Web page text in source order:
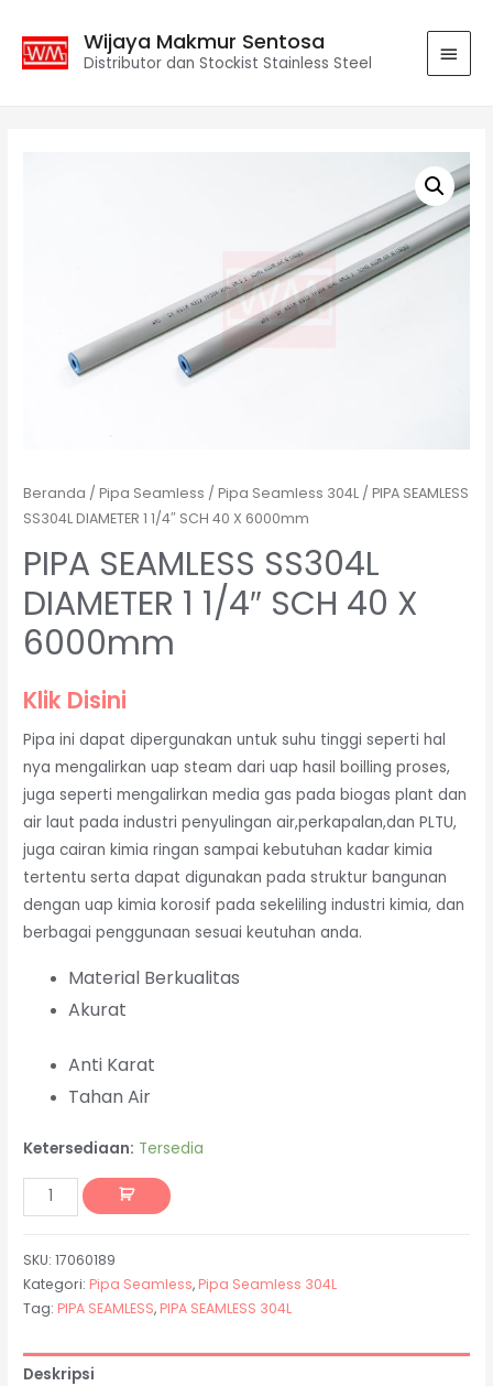
Wijaya Makmur Sentosa
Distributor dan Stockist Stainless Steel
Beranda /Pipa Seamless /Pipa Seamless 304L / PIPA SEAMLESS
SS304L DIAMETER 1 1/4″ SCH 40 X 6000mm
PIPA SEAMLESS SS304L
DIAMETER 1 1/4″ SCH 40 X
6000mm
Klik Disini
Pipa ini dapat dipergunakan untuk suhu tinggi seperti hal
nya mengalirkan uap steam dari uap hasil boilling proses,
juga seperti mengalirkan media gas pada biogas plant dan
air laut pada industri penyulingan air,perkapalan,dan PLTU,
juga cairan kimia ringan sampai kebutuhan kadar kimia
tertentu serta dapat digunakan pada struktur bangunan
dengan uap kimia korosif pada sekeliling industri kimia, dan
berbagai penggunaan sesuai keutuhan anda.
Material Berkualitas
Akurat
Anti Karat
Tahan Air
Ketersediaan: Tersedia
SKU:17060189
Kategori: Pipa Seamless, Pipa Seamless 304L
Tag: PIPA SEAMLESS, PIPA SEAMLESS 304L
Deskripsi